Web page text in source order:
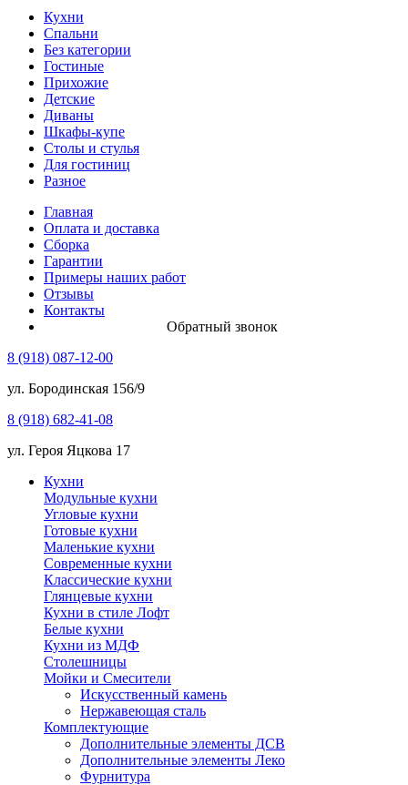
Кухни
Спальни
Без категории
Гостиные
Прихожие
Детские
Диваны
Шкафы-купе
Столы и стулья
Для гостиниц
Разное
Главная
Оплата и доставка
Сборка
Гарантии
Примеры наших работ
Отзывы
Контакты
Обратный звонок
8 (918) 087-12-00
ул. Бородинская 156/9
8 (918) 682-41-08
ул. Героя Яцкова 17
Кухни
Модульные кухни
Угловые кухни
Готовые кухни
Маленькие кухни
Современные кухни
Классические кухни
Глянцевые кухни
Кухни в стиле Лофт
Белые кухни
Кухни из МДФ
Столешницы
Мойки и Смесители
Искусственный камень
Нержавеющая сталь
Комплектующие
Дополнительные элементы ДСВ
Дополнительные элементы Леко
Фурнитура